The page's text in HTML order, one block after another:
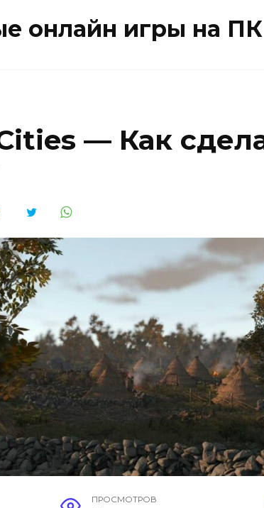
онлайн игры на ПК
— Как
ПРОСМОТРОВ